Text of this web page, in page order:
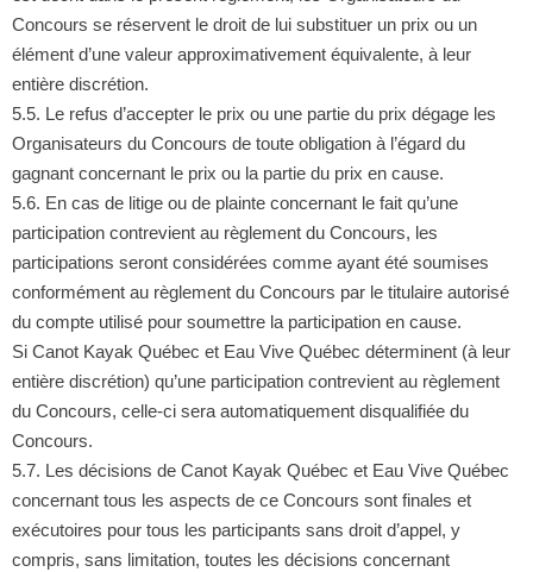
Concours se réservent le droit de lui substituer un prix ou un
élément d’une valeur approximativement équivalente, à leur
entière discrétion.
5.5. Le refus d’accepter le prix ou une partie du prix dégage les
Organisateurs du Concours de toute obligation à l’égard du
gagnant concernant le prix ou la partie du prix en cause.
5.6. En cas de litige ou de plainte concernant le fait qu’une
participation contrevient au règlement du Concours, les
participations seront considérées comme ayant été soumises
conformément au règlement du Concours par le titulaire autorisé
du compte utilisé pour soumettre la participation en cause.
Si Canot Kayak Québec et Eau Vive Québec déterminent (à leur
entière discrétion) qu’une participation contrevient au règlement
du Concours, celle-ci sera automatiquement disqualifiée du
Concours.
5.7. Les décisions de Canot Kayak Québec et Eau Vive Québec
concernant tous les aspects de ce Concours sont finales et
exécutoires pour tous les participants sans droit d’appel, y
compris, sans limitation, toutes les décisions concernant